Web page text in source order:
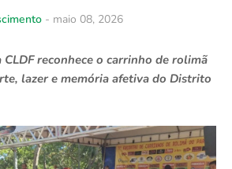
- maio 08, 2026
reconhece o carrinho de rolimã
lazer e memória afetiva do Distrito